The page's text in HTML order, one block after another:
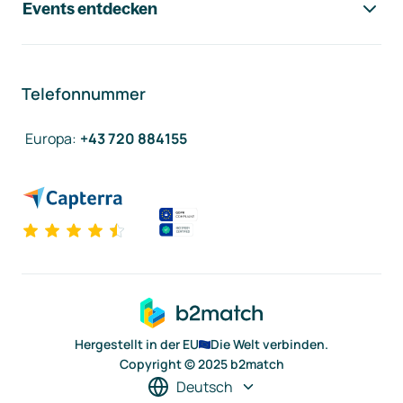
Events entdecken
Telefonnummer
Europa: +43 720 884155
Hergestellt in der EU
Die Welt verbinden.
Copyright © 2025 b2match
Deutsch